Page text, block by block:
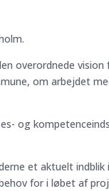
overordnede
om arbejdet
og
et aktuelt
for i løbet af